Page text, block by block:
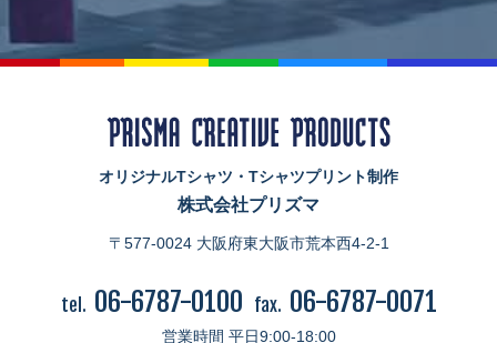
オリジナルTシャツ・Tシャツプリント制作
株式会社プリズマ
〒577-0024 大阪府東大阪市荒本西4-2-1
tel. 06-6787-0100 fax. 06-6787-0071
営業時間 平日9:00-18:00